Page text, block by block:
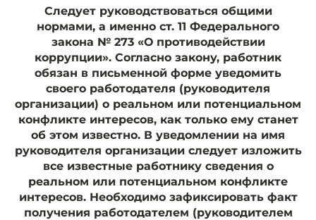
Следует руководствоваться общими
нормами, а именно ст. 11 Федерального
закона № 273 «О противодействии
коррупции». Согласно закону, работник
обязан в письменной форме уведомить
своего работодателя (руководителя
организации) о реальном или потенциальном
конфликте интересов, как только ему станет
об этом известно. В уведомлении на имя
руководителя организации следует изложить
все известные работнику сведения о
реальном или потенциальном конфликте
интересов. Необходимо зафиксировать факт
получения работодателем (руководителем